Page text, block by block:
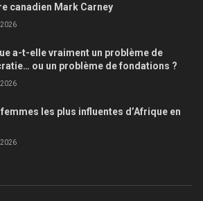
canadien Mark Carney
a-t-elle vraiment un problème de
ou un problème de fondations ?
femmes les plus influentes d’Afrique en